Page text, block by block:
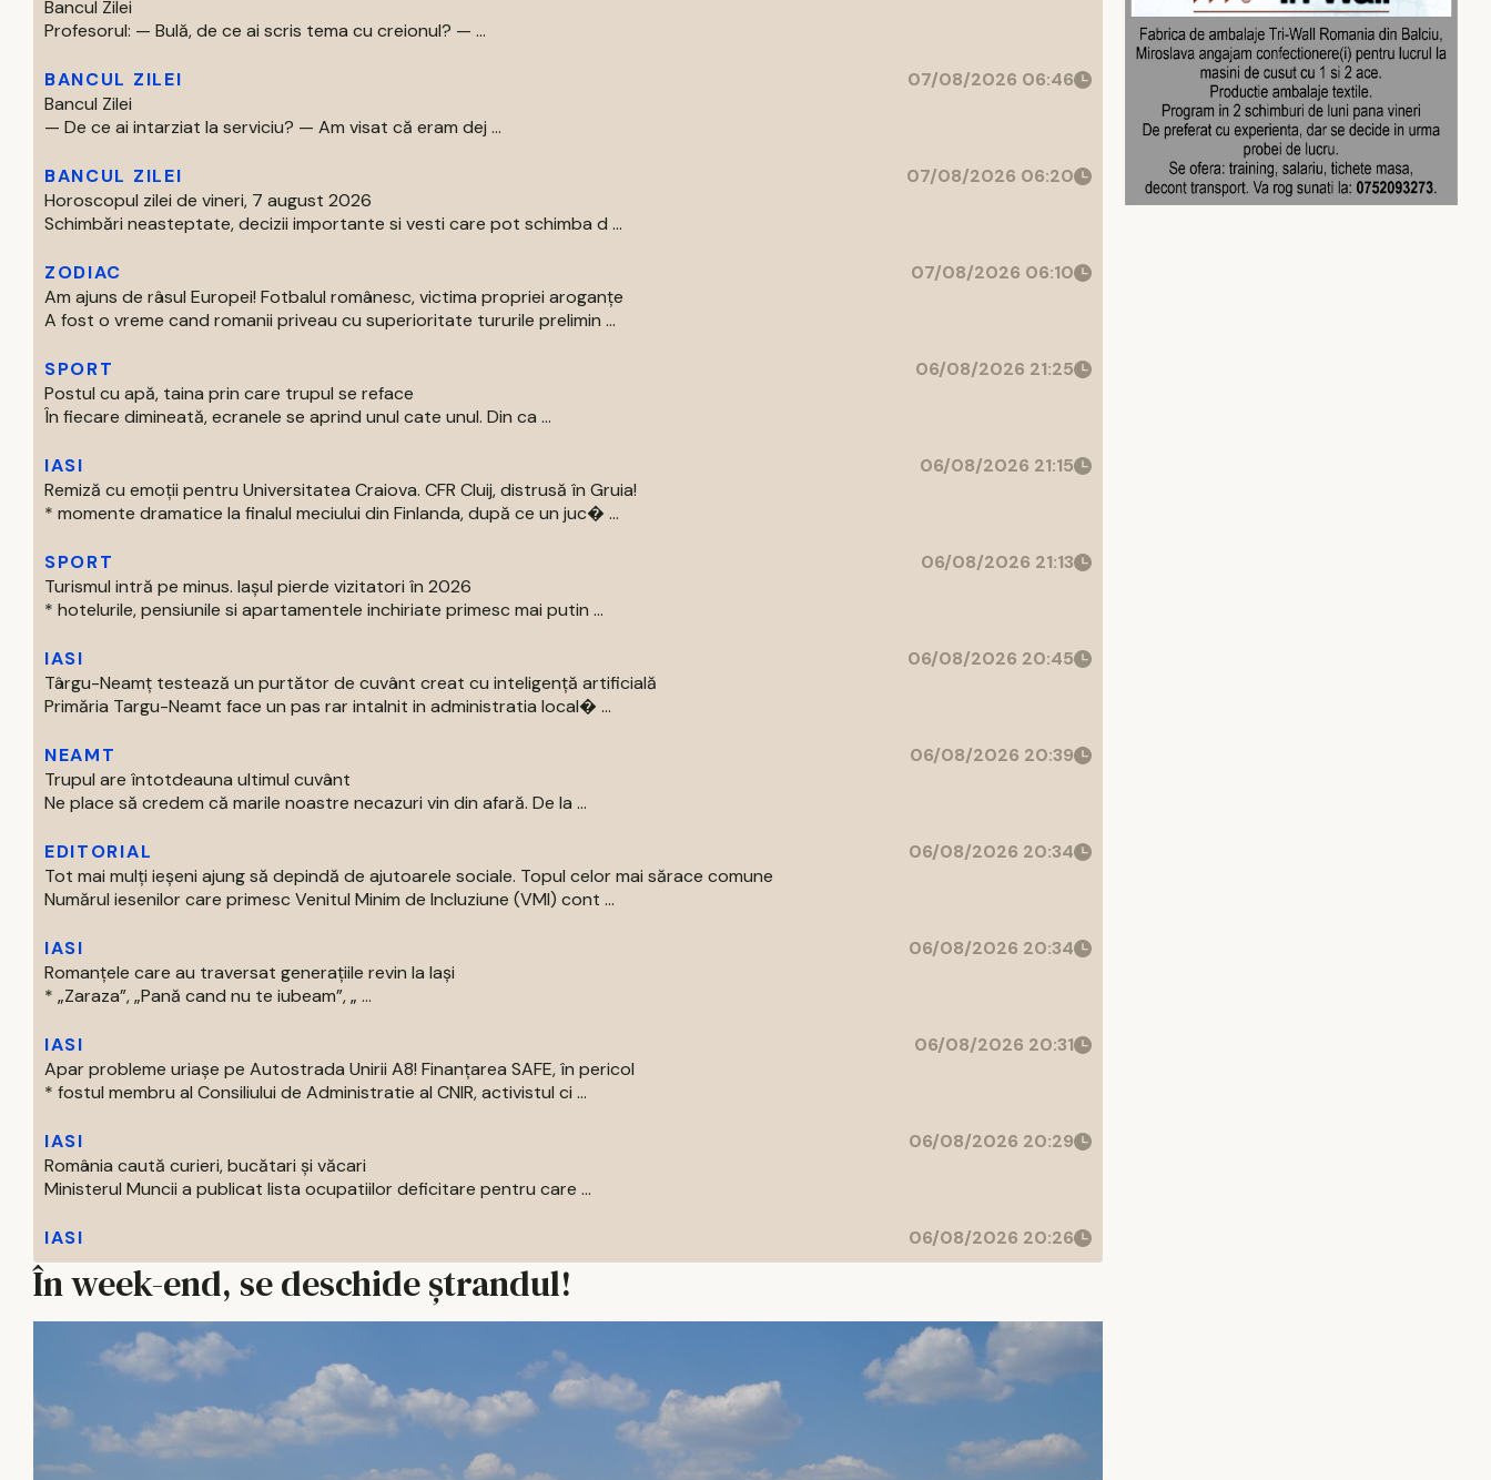
Bancul Zilei
Profesorul: — Bulă, de ce ai scris tema cu creionul? — ...
BANCUL ZILEI
07/08/2026 06:46
Bancul Zilei
— De ce ai intarziat la serviciu? — Am visat că eram dej ...
BANCUL ZILEI
07/08/2026 06:20
Horoscopul zilei de vineri, 7 august 2026
Schimbări neasteptate, decizii importante si vesti care pot schimba d ...
ZODIAC
07/08/2026 06:10
Am ajuns de râsul Europei! Fotbalul românesc, victima propriei aroganțe
A fost o vreme cand romanii priveau cu superioritate tururile prelimin ...
SPORT
06/08/2026 21:25
Postul cu apă, taina prin care trupul se reface
În fiecare dimineată, ecranele se aprind unul cate unul. Din ca ...
IASI
06/08/2026 21:15
Remiză cu emoții pentru Universitatea Craiova. CFR Cluij, distrusă în Gruia!
* momente dramatice la finalul meciului din Finlanda, după ce un juc� ...
SPORT
06/08/2026 21:13
Turismul intră pe minus. Iașul pierde vizitatori în 2026
* hotelurile, pensiunile si apartamentele inchiriate primesc mai putin ...
IASI
06/08/2026 20:45
Târgu-Neamț testează un purtător de cuvânt creat cu inteligență artificială
Primăria Targu-Neamt face un pas rar intalnit in administratia local� ...
NEAMT
06/08/2026 20:39
Trupul are întotdeauna ultimul cuvânt
Ne place să credem că marile noastre necazuri vin din afară. De la ...
EDITORIAL
06/08/2026 20:34
Tot mai mulți ieșeni ajung să depindă de ajutoarele sociale. Topul celor mai sărace comune
Numărul iesenilor care primesc Venitul Minim de Incluziune (VMI) cont ...
IASI
06/08/2026 20:34
Romanțele care au traversat generațiile revin la Iași
* „Zaraza”, „Pană cand nu te iubeam”, „ ...
IASI
06/08/2026 20:31
Apar probleme uriașe pe Autostrada Unirii A8! Finanțarea SAFE, în pericol
* fostul membru al Consiliului de Administratie al CNIR, activistul ci ...
IASI
06/08/2026 20:29
România caută curieri, bucătari și văcari
Ministerul Muncii a publicat lista ocupatiilor deficitare pentru care ...
IASI 06/08/2026 20:26
În week-end, se deschide ștrandul!